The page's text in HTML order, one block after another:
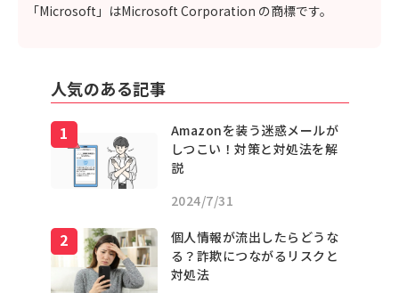
「Microsoft」はMicrosoft Corporation の商標です。
人気のある記事
Amazonを装う迷惑メールが
しつこい！対策と対処法を解
説
2024/7/31
個人情報が流出したらどうな
る？詐欺につながるリスクと
対処法